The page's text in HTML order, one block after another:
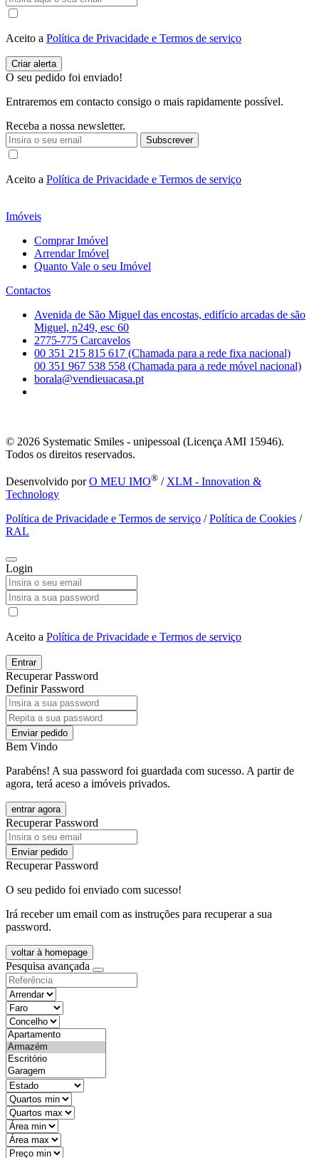
Aceito a Política de Privacidade e Termos de serviço
O seu pedido foi enviado!
Entraremos em contacto consigo o mais rapidamente possível.
Receba a nossa newsletter.
Subscrever
Aceito a Política de Privacidade e Termos de serviço
Imóveis
Comprar Imóvel
Arrendar Imóvel
Quanto Vale o seu Imóvel
Contactos
Avenida de São Miguel das encostas, edifício arcadas de são
Miguel, n249, esc 60
2775-775 Carcavelos
00 351 215 815 617 (Chamada para a rede fixa nacional)
00 351 967 538 558 (Chamada para a rede móvel nacional)
borala@vendieuacasa.pt
© 2026 Systematic Smiles - unipessoal (Licença AMI 15946).
Todos os direitos reservados.
Desenvolvido porO MEU IMO® / XLM - Innovation &
Technology
Política de Privacidade e Termos de serviço /Política de Cookies /
RAL
Login
Aceito a Política de Privacidade e Termos de serviço
Entrar
Recuperar Password
Definir Password
Enviar pedido
Bem Vindo
Parabéns! A sua password foi guardada com sucesso. A partir de
agora, terá aceso a imóveis privados.
entrar agora
Recuperar Password
Enviar pedido
Recuperar Password
O seu pedido foi enviado com sucesso!
Irá receber um email com as instruções para recuperar a sua
password.
voltar à homepage
Pesquisa avançada
objective
districtId
countyId
types
state
mintypo
maxtypo
minarea
maxarea
minprice